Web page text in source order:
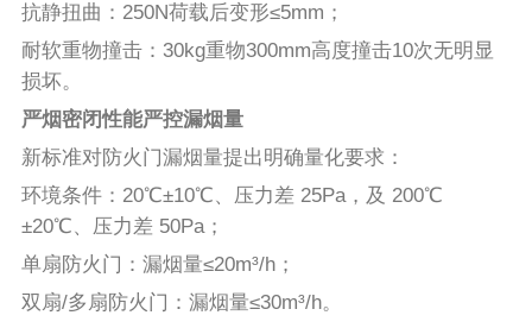
抗静扭曲：250N荷载后变形≤5mm；
耐软重物撞击：30kg重物300mm高度撞击10次无明显
损坏。
严烟密闭性能严控漏烟量
新标准对防火门漏烟量提出明确量化要求：
环境条件：20℃±10℃、压力差 25Pa，及 200℃
±20℃、压力差 50Pa；
单扇防火门：漏烟量≤20m³/h；
双扇/多扇防火门：漏烟量≤30m³/h。